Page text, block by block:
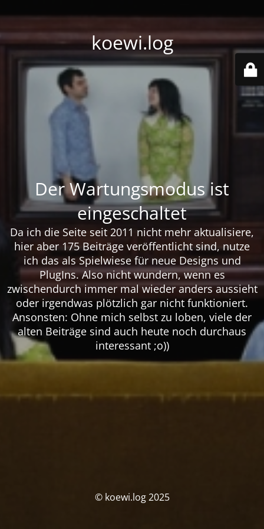
koewi.log
Der Wartungsmodus ist
eingeschaltet
Da ich die Seite seit 2011 nicht mehr aktualisiere,
hier aber 175 Beiträge veröffentlicht sind, nutze
ich das als Spielwiese für neue Designs und
PlugIns. Also nicht wundern, wenn es
zwischendurch immer mal wieder anders aussieht
oder irgendwas plötzlich gar nicht funktioniert.
Ansonsten: Ohne mich selbst zu loben, viele der
alten Beiträge sind auch heute noch durchaus
interessant ;o))
© koewi.log 2025